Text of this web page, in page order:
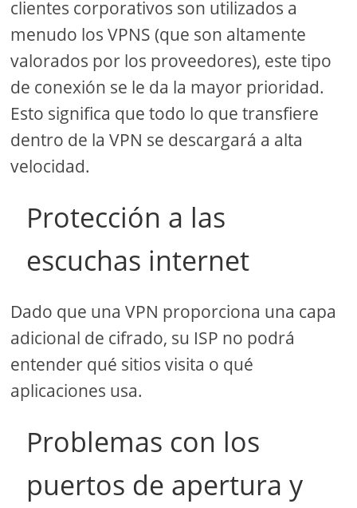
clientes corporativos son utilizados a
menudo los VPNS (que son altamente
valorados por los proveedores), este tipo
de conexión se le da la mayor prioridad.
Esto significa que todo lo que transfiere
dentro de la VPN se descargará a alta
velocidad.
Protección a las
escuchas internet
Dado que una VPN proporciona una capa
adicional de cifrado, su ISP no podrá
entender qué sitios visita o qué
aplicaciones usa.
Problemas con los
puertos de apertura y